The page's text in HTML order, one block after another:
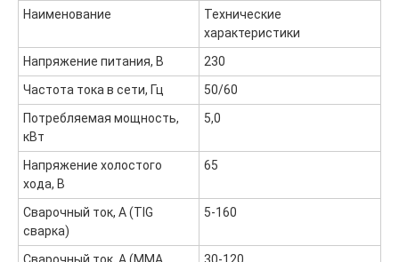
Наименование
Технические
характеристики
Напряжение питания, В
230
Частота тока в сети, Гц
50/60
Потребляемая мощность,
кВт
5,0
Напряжение холостого
хода, В
65
Сварочный ток, А (TIG
сварка)
5-160
Доставка и оплата
Контакты
ООО "ФорАвтоКом", ИНН:6165230254,ОГРН:1216100025063
Политика обработки персональных данных
2015-2025